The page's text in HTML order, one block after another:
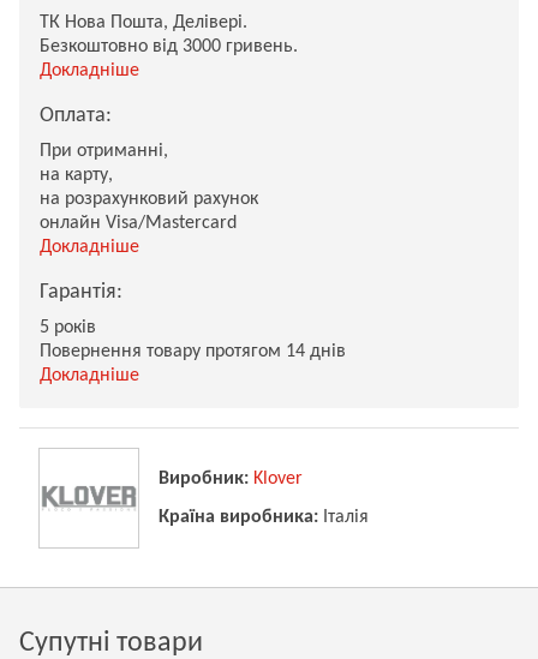
ТК Нова Пошта, Делівері.
Безкоштовно від 3000 гривень.
Докладніше
Оплата:
При отриманні,
на карту,
на розрахунковий рахунок
онлайн Visa/Mastercard
Докладніше
Гарантія:
5 років
Повернення товару протягом 14 днів
Докладніше
Виробник: Klover
Країна виробника: Італія
Супутні товари